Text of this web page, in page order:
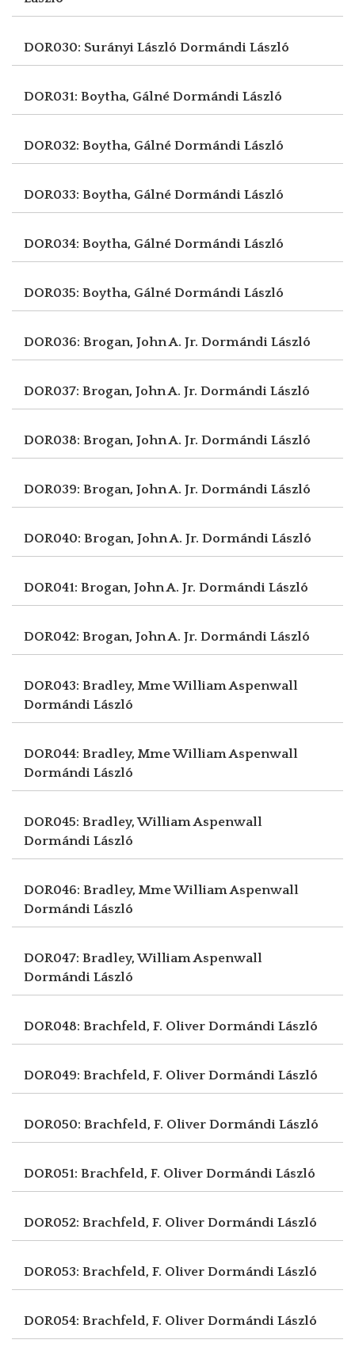
DOR030: Surányi László Dormándi László
DOR031: Boytha, Gálné Dormándi László
DOR032: Boytha, Gálné Dormándi László
DOR033: Boytha, Gálné Dormándi László
DOR034: Boytha, Gálné Dormándi László
DOR035: Boytha, Gálné Dormándi László
DOR036: Brogan, John A. Jr. Dormándi László
DOR037: Brogan, John A. Jr. Dormándi László
DOR038: Brogan, John A. Jr. Dormándi László
DOR039: Brogan, John A. Jr. Dormándi László
DOR040: Brogan, John A. Jr. Dormándi László
DOR041: Brogan, John A. Jr. Dormándi László
DOR042: Brogan, John A. Jr. Dormándi László
DOR043: Bradley, Mme William Aspenwall
Dormándi László
DOR044: Bradley, Mme William Aspenwall
Dormándi László
DOR045: Bradley, William Aspenwall
Dormándi László
DOR046: Bradley, Mme William Aspenwall
Dormándi László
DOR047: Bradley, William Aspenwall
Dormándi László
DOR048: Brachfeld, F. Oliver Dormándi László
DOR049: Brachfeld, F. Oliver Dormándi László
DOR050: Brachfeld, F. Oliver Dormándi László
DOR051: Brachfeld, F. Oliver Dormándi László
DOR052: Brachfeld, F. Oliver Dormándi László
DOR053: Brachfeld, F. Oliver Dormándi László
DOR054: Brachfeld, F. Oliver Dormándi László